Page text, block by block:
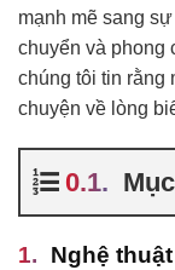
mạnh mẽ sang
chuyển và phong
chúng tôi tin rằng
chuyện về lòng
Nghệ